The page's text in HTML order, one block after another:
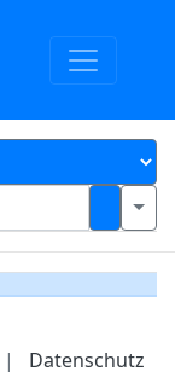
| Datenschutz